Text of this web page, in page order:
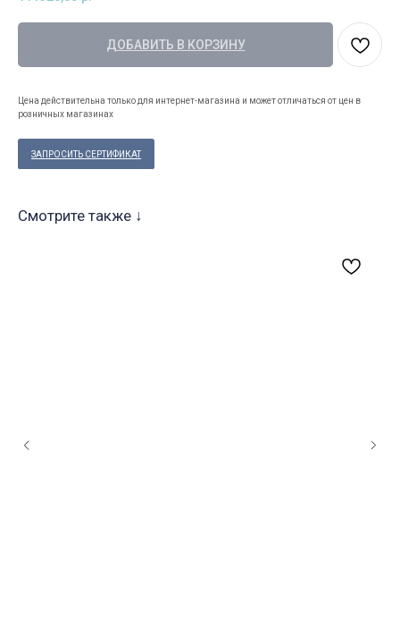
ДОБАВИТЬ В КОРЗИНУ
Цена действительна только для интернет-магазина и может отличаться от цен в
розничных магазинах
ЗАПРОСИТЬ СЕРТИФИКАТ
Смотрите также ↓